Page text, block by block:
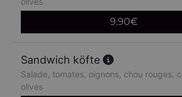
9.90€
Sandwich köfte
Salade, tomates, oignons, chou rouges,
olives